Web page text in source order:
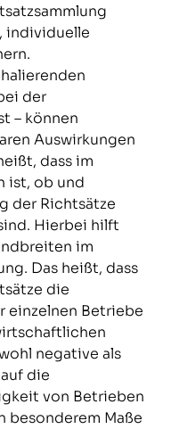
individuelle
der
– können
Auswirkungen
dass im
ist, ob und
der Richtsätze
Hierbei hilft
im
Das heißt, dass
die
einzelnen Betriebe
negative als
die
von Betrieben
besonderem Maße